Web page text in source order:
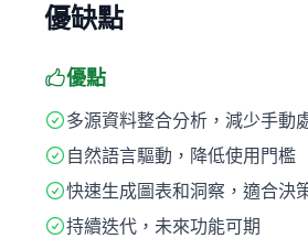
優缺點
優點
多源資料整合分析，減少手動
自然語言驅動，降低使用門檻
快速生成圖表和洞察，適合決
持續迭代，未來功能可期